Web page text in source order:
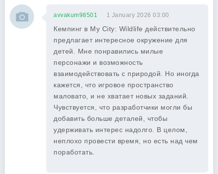
avvakum98501 1 January 2026 03:00
Кемпинг в My City: Wildlife действительно
предлагает интересное окружение для
детей. Мне понравились милые
персонажи и возможность
взаимодействовать с природой. Но иногда
кажется, что игровое пространство
маловато, и не хватает новых заданий.
Чувствуется, что разработчики могли бы
добавить больше деталей, чтобы
удерживать интерес надолго. В целом,
неплохо провести время, но есть над чем
поработать.